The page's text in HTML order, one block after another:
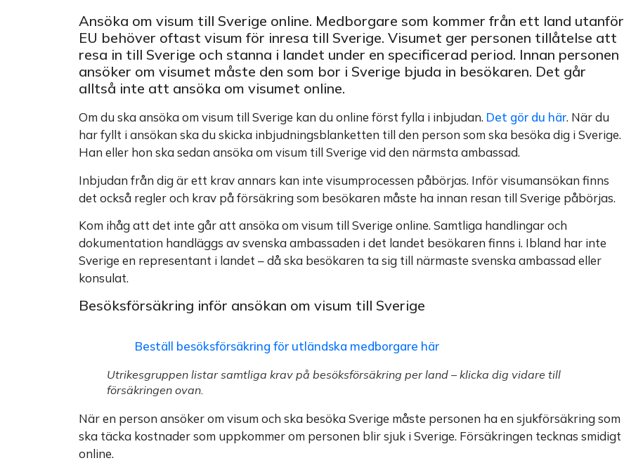
Ansöka om visum till Sverige online. Medborgare som kommer från ett land utanför
EU behöver oftast visum för inresa till Sverige. Visumet ger personen tillåtelse att
resa in till Sverige och stanna i landet under en specificerad period. Innan personen
ansöker om visumet måste den som bor i Sverige bjuda in besökaren. Det går
alltså inte att ansöka om visumet online.
Om du ska ansöka om visum till Sverige kan du online först fylla i inbjudan. Det gör du här. När du
har fyllt i ansökan ska du skicka inbjudningsblanketten till den person som ska besöka dig i Sverige.
Han eller hon ska sedan ansöka om visum till Sverige vid den närmsta ambassad.
Inbjudan från dig är ett krav annars kan inte visumprocessen påbörjas. Inför visumansökan finns
det också regler och krav på försäkring som besökaren måste ha innan resan till Sverige påbörjas.
Kom ihåg att det inte går att ansöka om visum till Sverige online. Samtliga handlingar och
dokumentation handläggs av svenska ambassaden i det landet besökaren finns i. Ibland har inte
Sverige en representant i landet – då ska besökaren ta sig till närmaste svenska ambassad eller
konsulat.
Besöksförsäkring inför ansökan om visum till Sverige
Beställ besöksförsäkring för utländska medborgare här
Utrikesgruppen listar samtliga krav på besöksförsäkring per land – klicka dig vidare till
försäkringen ovan.
När en person ansöker om visum och ska besöka Sverige måste personen ha en sjukförsäkring som
ska täcka kostnader som uppkommer om personen blir sjuk i Sverige. Försäkringen tecknas smidigt
online.